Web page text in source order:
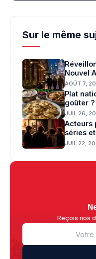
Sur le même
Nouvel
AOÛT 7,
Plat
goûter ?
JUIL 26,
Acteurs
séries
JUIL 22,
Reçois nos